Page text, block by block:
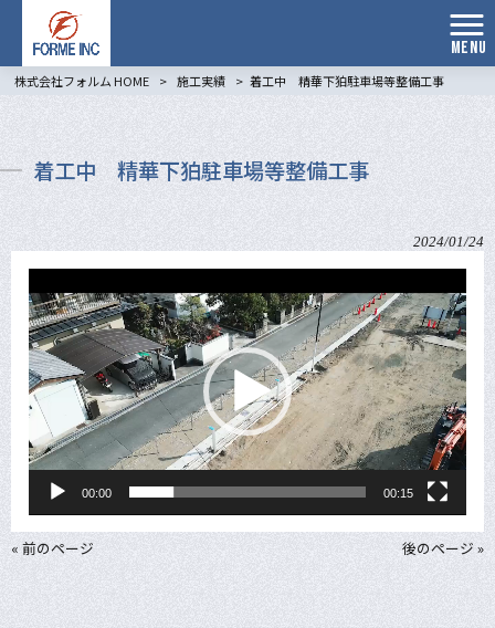
MENU
株式会社フォルム HOME > 施工実績 > 着工中 精華下狛駐車場等整備工事
着工中 精華下狛駐車場等整備工事
2024/01/24
画
プ
レ
ー
ヤ
ー
00:00 00:15
« 前のページ 後のページ »